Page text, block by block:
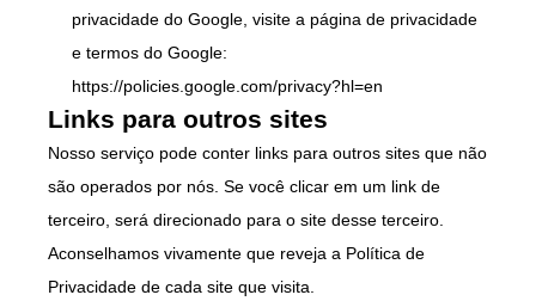
privacidade do Google, visite a página de privacidade
e termos do Google:
https://policies.google.com/privacy?hl=en
Links para outros sites
Nosso serviço pode conter links para outros sites que não
são operados por nós. Se você clicar em um link de
terceiro, será direcionado para o site desse terceiro.
Aconselhamos vivamente que reveja a Política de
Privacidade de cada site que visita.